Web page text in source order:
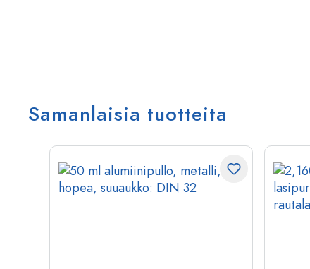
Samanlaisia tuotteita